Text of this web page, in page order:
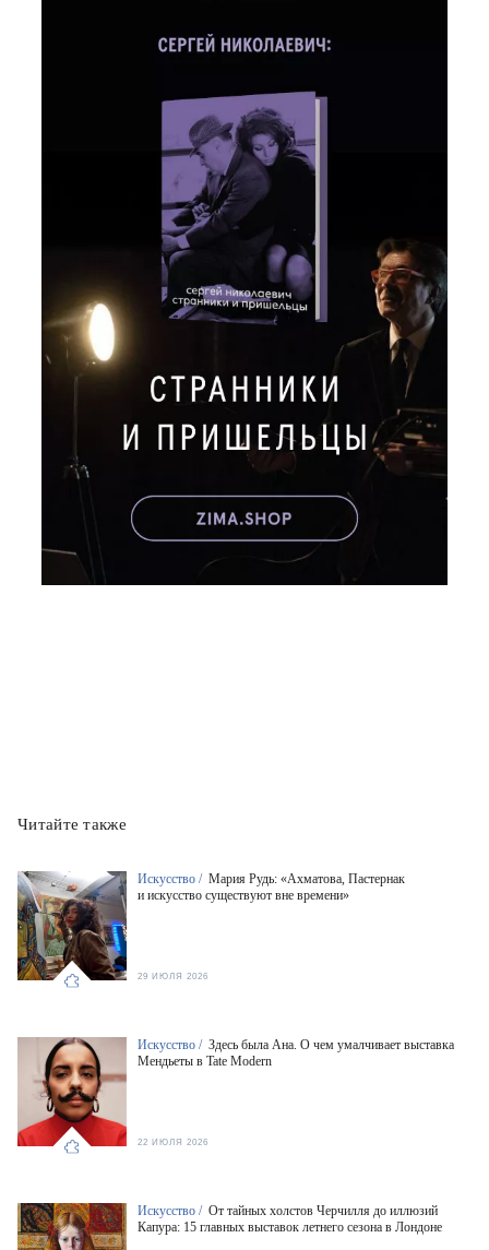
Читайте также
Искусство / Мария Рудь: «Ахматова, Пастернак
и искусство существуют вне времени»
29 ИЮЛЯ 2026
Искусство / Здесь была Ана. О чем умалчивает выставка
Мендьеты в Tate Modern
22 ИЮЛЯ 2026
Искусство / От тайных холстов Черчилля до иллюзий
Капура: 15 главных выставок летнего сезона в Лондоне